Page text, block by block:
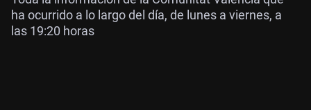
ha ocurrido a lo largo del día, de lunes a viernes, a
las 19:20 horas